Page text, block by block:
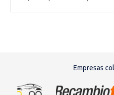
Empresas